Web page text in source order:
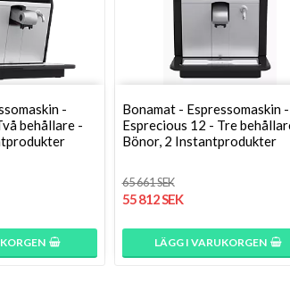
-
behållare -
Bonamat - Espressomaskin -
Esprecious 12 - Tre
Bönor, 2 Instantprodukter
65 661 SEK
55 812 SEK
LÄGG I VARUKORGEN